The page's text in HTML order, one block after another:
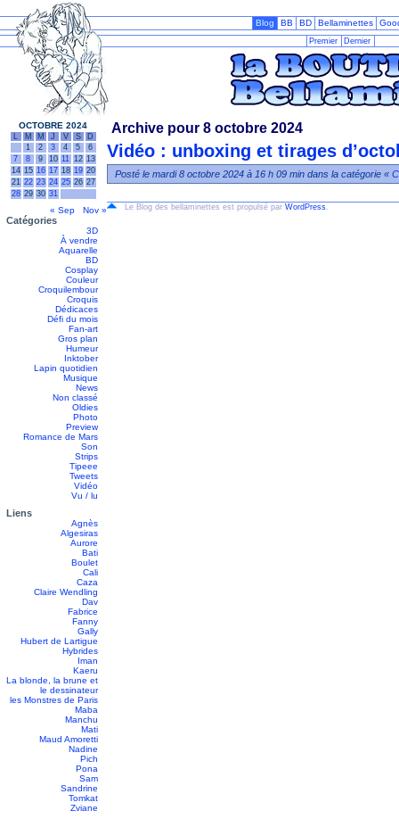
Blog BB BD Bellaminettes
Premier Dernier
OCTOBRE 2024
L M M J V S
D
1
2 3 4 5
6
7
8 9 10 11 12 13
14 15 16 17 18 19 20
21 22 23 24 25 26 27
28 29 30 31
« Sep Nov »
Catégories
3D
À vendre
Aquarelle
BD
Cosplay
Couleur
Croquilembour
Croquis
Dédicaces
Défi du mois
Fan-art
Gros plan
Humeur
Inktober
Lapin quotidien
Musique
News
Non classé
Oldies
Photo
Preview
Romance de Mars
Son
Strips
Tipeee
Tweets
Vidéo
Vu / lu
Liens
Agnès
Algesiras
Aurore
Bati
Boulet
Cali
Caza
Claire Wendling
Dav
Fabrice
Fanny
Gally
Hubert de Lartigue
Hybrides
Iman
Kaeru
La blonde, la brune et
le dessinateur
les Monstres de Paris
Maba
Manchu
Mati
Maud Amoretti
Nadine
Pich
Pona
Sam
Sandrine
Tomkat
Zviane
Archive pour 8 octobre 2024
Vidéo : unboxing et tirages
Posté le mardi 8 octobre 2024 à 16 h 09 min dans la catégorie «
Le Blog des bellaminettes est propulsé par WordPress.